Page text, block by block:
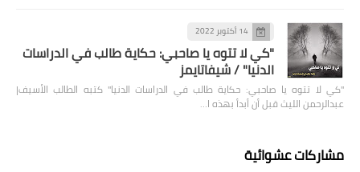
14 أكتوبر 2022
"كي لا تتوه يا صاحبي: حكاية طالب في الدراسات
الدنيا" / شيفاتايمز
"كي لا تتوه يا صاحبي: حكاية طالب في الدراسات الدنيا" كتبه الطالب الأسيف|
عبدالرحمن الليث قبل أن أبدأ بهذه ا…
مشاركات عشوائية